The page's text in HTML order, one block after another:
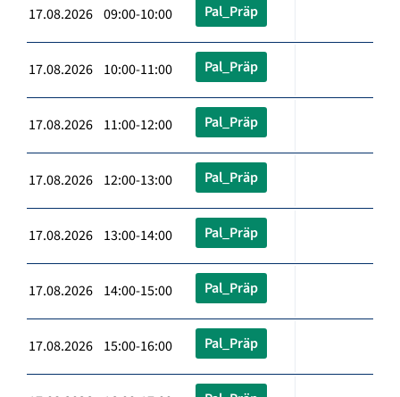
17.08.2026 09:00-10:00 Pal_Präp
17.08.2026 10:00-11:00 Pal_Präp
17.08.2026 11:00-12:00 Pal_Präp
17.08.2026 12:00-13:00 Pal_Präp
17.08.2026 13:00-14:00 Pal_Präp
17.08.2026 14:00-15:00 Pal_Präp
17.08.2026 15:00-16:00 Pal_Präp